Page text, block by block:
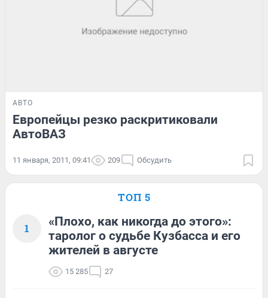
АВТО
Европейцы резко раскритиковали
АвтоВАЗ
11 января, 2011, 09:41 209 Обсудить
ТОП 5
1
«Плохо, как никогда до этого»:
таролог о судьбе Кузбасса и его
жителей в августе
15 285 27